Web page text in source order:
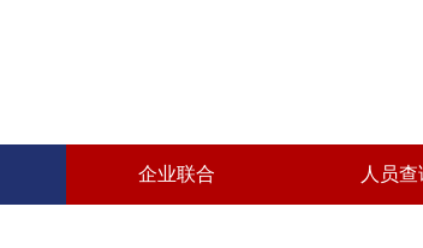
企业联合 人员查